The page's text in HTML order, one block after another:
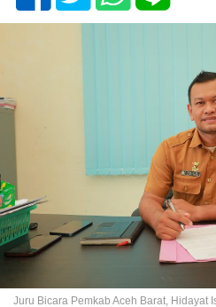
Juru Bicara Pemkab Aceh Barat, Hidayat